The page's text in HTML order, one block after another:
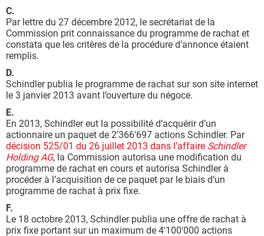
C.
Par lettre du 27 décembre 2012, le secrétariat de la
Commission prit connaissance du programme de rachat et
constata que les critères de la procédure d’annonce étaient
remplis.
D.
Schindler publia le programme de rachat sur son site internet
le 3 janvier 2013 avant l’ouverture du négoce.
E.
En 2013, Schindler eut la possibilité d’acquérir d’un
actionnaire un paquet de 2'366'697 actions Schindler. Par
décision 525/01 du 26 juillet 2013 dans l’affaire Schindler
Holding AG, la Commission autorisa une modification du
programme de rachat en cours et autorisa Schindler à
procéder à l’acquisition de ce paquet par le biais d’un
programme de rachat à prix fixe.
F.
Le 18 octobre 2013, Schindler publia une offre de rachat à
prix fixe portant sur un maximum de 4'100'000 actions